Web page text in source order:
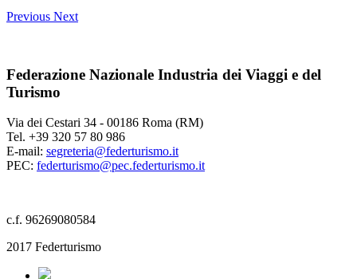
Previous Next
Federazione Nazionale Industria dei Viaggi e del
Turismo
Via dei Cestari 34 - 00186 Roma (RM)
Tel. +39 320 57 80 986
E-mail: segreteria@federturismo.it
PEC: federturismo@pec.federturismo.it
c.f. 96269080584
2017 Federturismo